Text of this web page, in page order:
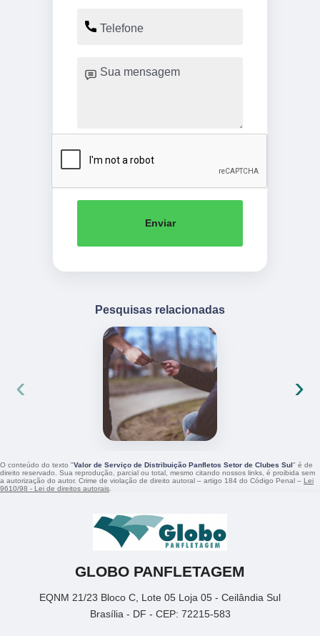
Enviar
Pesquisas relacionadas
‹ ›
O conteúdo do texto "Valor de Serviço de Distribuição Panfletos Setor de Clubes Sul" é de
direito reservado. Sua reprodução, parcial ou total, mesmo citando nossos links, é proibida sem
a autorização do autor. Crime de violação de direito autoral – artigo 184 do Código Penal – Lei
9610/98 - Lei de direitos autorais.
GLOBO PANFLETAGEM
EQNM 21/23 Bloco C, Lote 05 Loja 05 - Ceilândia Sul
Brasília - DF - CEP: 72215-583